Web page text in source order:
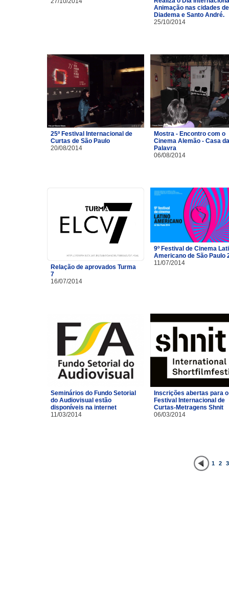
Animação nas cidades de
Diadema e Santo André.
25/10/2014
25º Festival Internacional de
Curtas de São Paulo
20/08/2014
Mostra - Encontro com o
Cinema Alemão - Casa da
Palavra
06/08/2014
Relação de aprovados Turma
7
16/07/2014
9º Festival de Cinema
Americano de São Paulo
11/07/2014
Seminários do Fundo Setorial
do Audiovisual estão
disponíveis na internet
11/03/2014
Inscrições abertas para o
Festival Internacional de
Curtas-Metragens Shnit
06/03/2014
1 2 3